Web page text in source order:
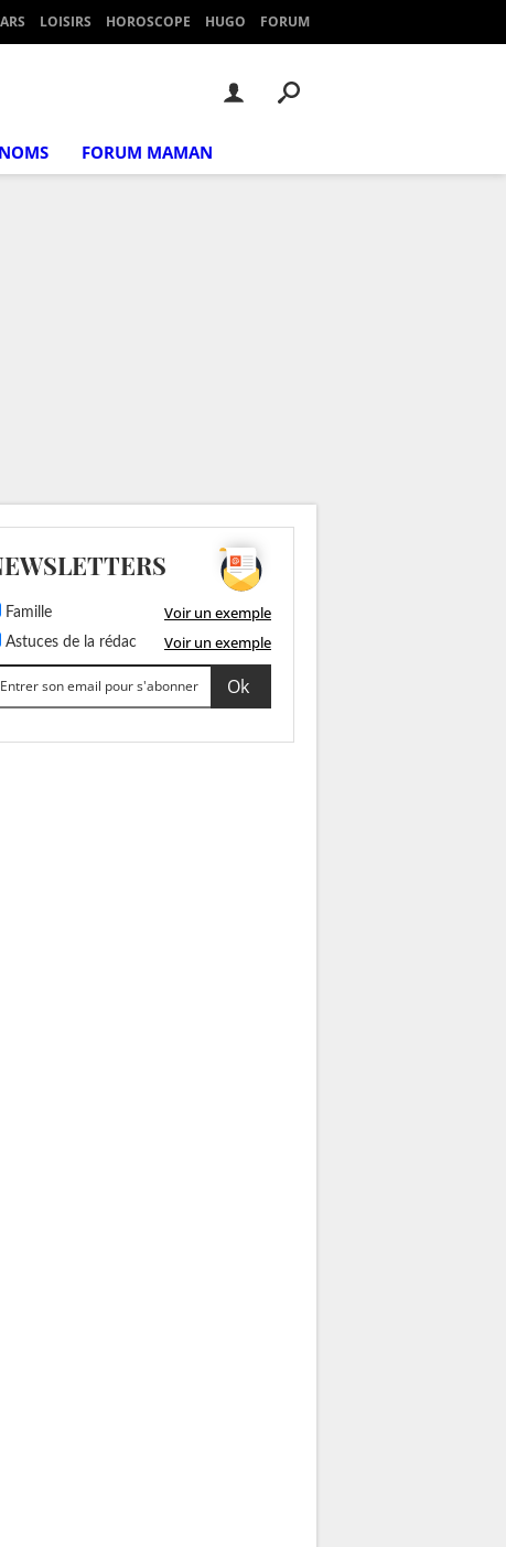
LOISIRS HOROSCOPE HUGO FORUM
FORUM MAMAN
Famille Voir un exemple
Astuces de la rédac Voir un exemple